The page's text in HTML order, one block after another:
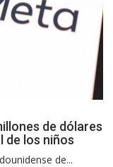
de dólares
de los niños
de...